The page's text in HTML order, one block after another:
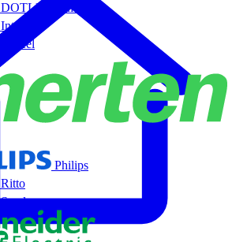
DOTLUX GmbH
Interact
Kaufel
Philips
Ritto
Sarel